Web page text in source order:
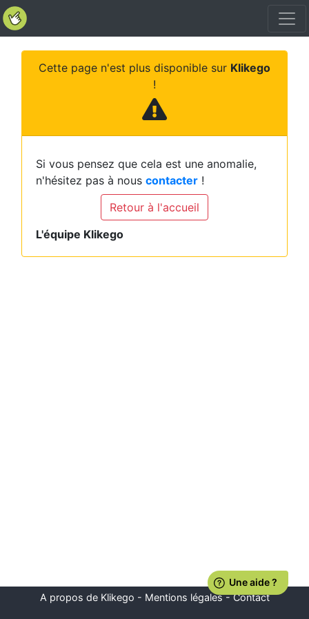
Cette page n'est plus disponible sur Klikego
!
Si vous pensez que cela est une anomalie,
n'hésitez pas à nous contacter !
Retour à l'accueil
L'équipe Klikego
A propos de Klikego - Mentions légales-Contact